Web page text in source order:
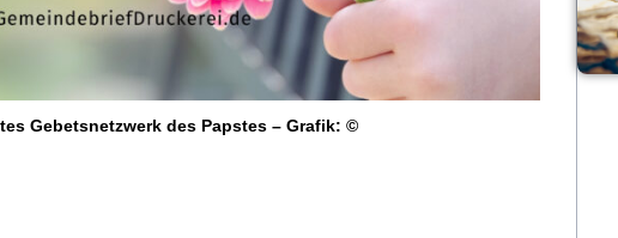
Gebetsnetzwerk des Papstes – Grafik: ©